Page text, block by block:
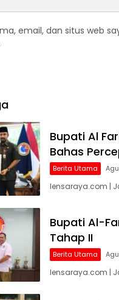
email, dan situs web
Bupati Al
Bahas
Berita Utama
lensaraya.com |
Bupati Al-
Tahap II
Berita Utama
lensaraya.com |